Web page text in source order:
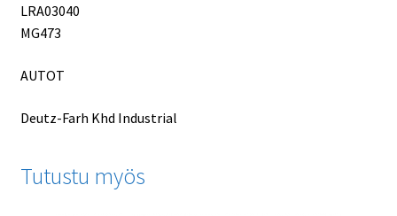
LRA03040
MG473
AUTOT
Deutz-Farh Khd Industrial
Tutustu myös